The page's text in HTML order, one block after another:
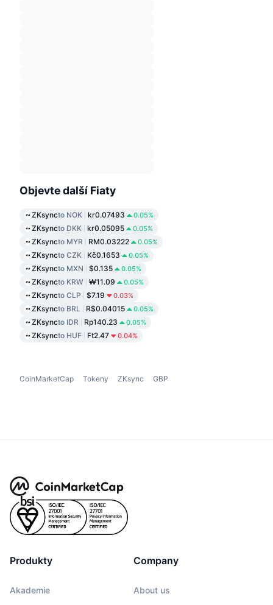
Objevte další Fiaty
ZKsyncto NOK kr0.07493 0.05%
ZKsyncto DKK kr0.05095 0.05%
ZKsyncto MYR RM0.03222 0.05%
ZKsyncto CZK Kč0.1653 0.05%
ZKsyncto MXN $0.135 0.05%
ZKsyncto KRW ₩11.09 0.05%
ZKsyncto CLP $7.19 0.03%
ZKsyncto BRL R$0.04015 0.05%
ZKsyncto IDR Rp140.23 0.05%
ZKsyncto HUF Ft2.47 0.04%
CoinMarketCap Tokeny ZKsync GBP
Produkty
Akademie
Company
About us